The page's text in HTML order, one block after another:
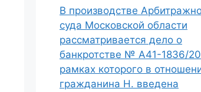
В производстве
суда Московской области
рассматривается дело о
банкротстве № А41-1836/
рамках которого в
гражданина Н. введена